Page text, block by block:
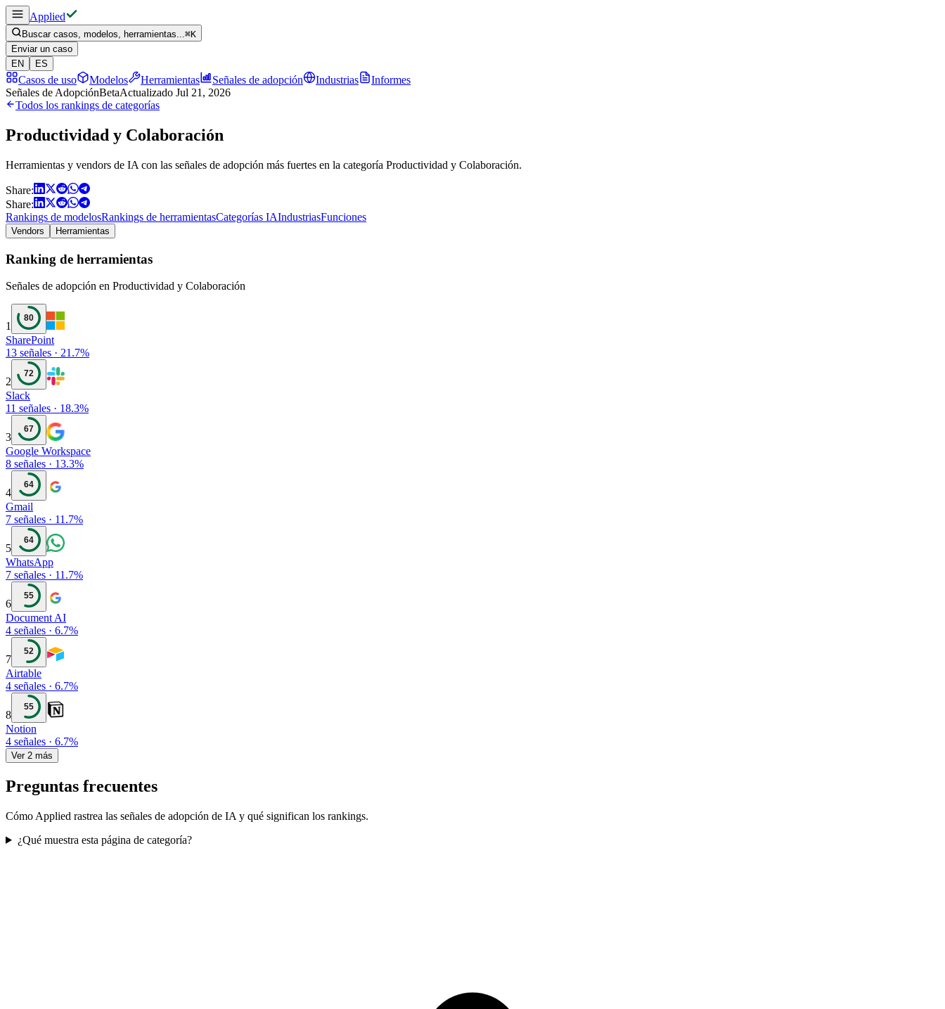
Applied
Buscar casos, modelos, herramientas...⌘K
Enviar un caso
EN
ES
Casos de uso Modelos Herramientas Señales de adopción Industrias
Informes
Señales de AdopciónBetaActualizado Jul 21, 2026
Todos los rankings de categorías
Productividad y Colaboración
Herramientas y vendors de IA con las señales de adopción más fuertes en la categoría Productividad y Colaboración.
Share:
Share:
Rankings de modelosRankings de herramientasCategorías IAIndustriasFunciones
Vendors Herramientas
Ranking de herramientas
Señales de adopción en Productividad y Colaboración
1
80
SharePoint
13 señales · 21.7%
2
72
Slack
11 señales · 18.3%
3
67
Google Workspace
8 señales · 13.3%
4
64
Gmail
7 señales · 11.7%
5
64
WhatsApp
7 señales · 11.7%
6
55
Document AI
4 señales · 6.7%
7
52
Airtable
4 señales · 6.7%
8
55
Notion
4 señales · 6.7%
Ver 2 más
Preguntas frecuentes
Cómo Applied rastrea las señales de adopción de IA y qué significan los rankings.
¿Qué muestra esta página de categoría?